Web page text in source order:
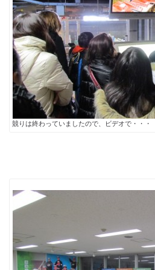
競りは終わっていましたので、ビデオで・・・